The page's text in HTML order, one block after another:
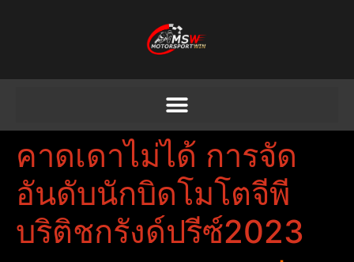
คาดเดาไม่ได้ การจัด
อันดับนักบิดโมโตจีพี
บริติชกรังด์ปรีซ์2023